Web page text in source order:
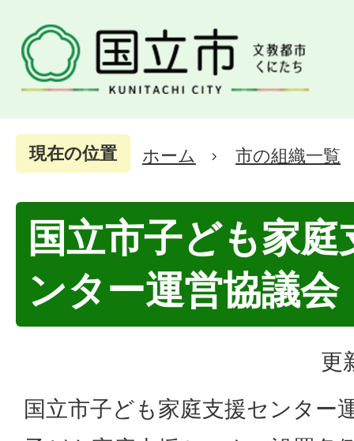
現在の位置 ホーム 市の組織一覧
国立市子ども家庭
ンター運営協議会
更
国立市子ども家庭支援センター